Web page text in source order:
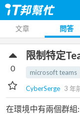
文章 問答
限制特定
microsoft teams
CyberSerge 3 年
0
在環境中有兩個群組